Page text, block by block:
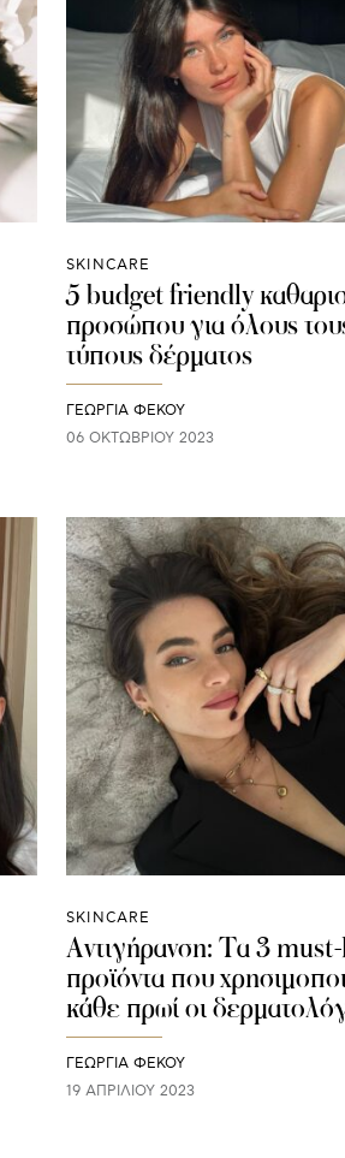
SKINCARE
5 budget friendly
προσώπου για όλους
τύπους δέρματος
ΓΕΩΡΓΙΑ ΦΕΚΟΥ
06 ΟΚΤΩΒΡΊΟΥ 2023
SKINCARE
Αντιγήρανση: Τα 3
προϊόντα που
κάθε πρωί οι
ΓΕΩΡΓΙΑ ΦΕΚΟΥ
19 ΑΠΡΙΛΊΟΥ 2023